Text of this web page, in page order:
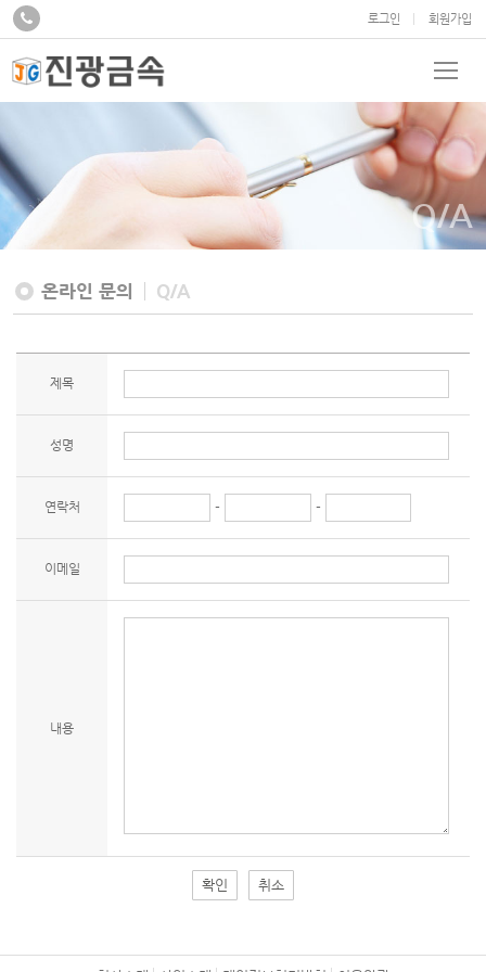
로그인 회원가입
Q/A
온라인 문의 Q/A
제목
성명
연락처 - -
이메일
내용
확인 취소